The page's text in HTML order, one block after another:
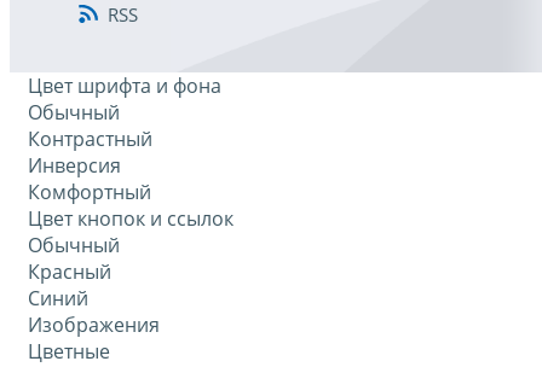
RSS
Цвет шрифта и фона
Обычный
Контрастный
Инверсия
Комфортный
Цвет кнопок и ссылок
Обычный
Красный
Синий
Изображения
Цветные